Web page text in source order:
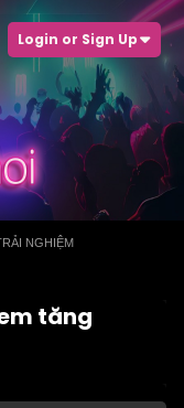
Login or Sign Up
NGHIỆM
tăng